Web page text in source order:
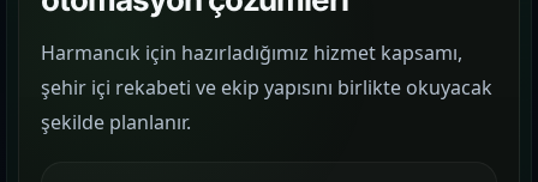
Harmancık için hazırladığımız hizmet kapsamı,
şehir içi rekabeti ve ekip yapısını birlikte okuyacak
şekilde planlanır.